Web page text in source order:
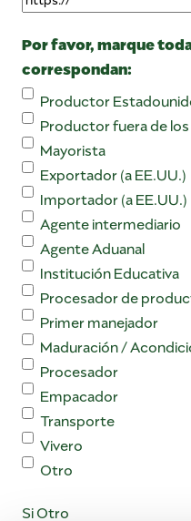
Por favor, marque
correspondan:
Productor
Productor fuera de los
Mayorista
Exportador (a EE.UU.)
Importador (a EE.UU.)
Agente intermediario
Agente Aduanal
Institución Educativa
Procesador de
Primer manejador
Maduración /
Procesador
Empacador
Transporte
Vivero
Otro
Si Otro